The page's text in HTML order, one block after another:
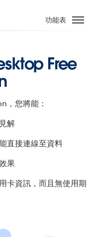
功能表
Free
，您將能：
解
直接連線至資料
果
卡資訊，而且無使用期